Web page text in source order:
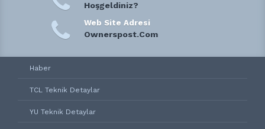
Hoşgeldiniz?
Web Site Adresi
Ownerspost.Com
Haber
TCL Teknik Detaylar
YU Teknik Detaylar